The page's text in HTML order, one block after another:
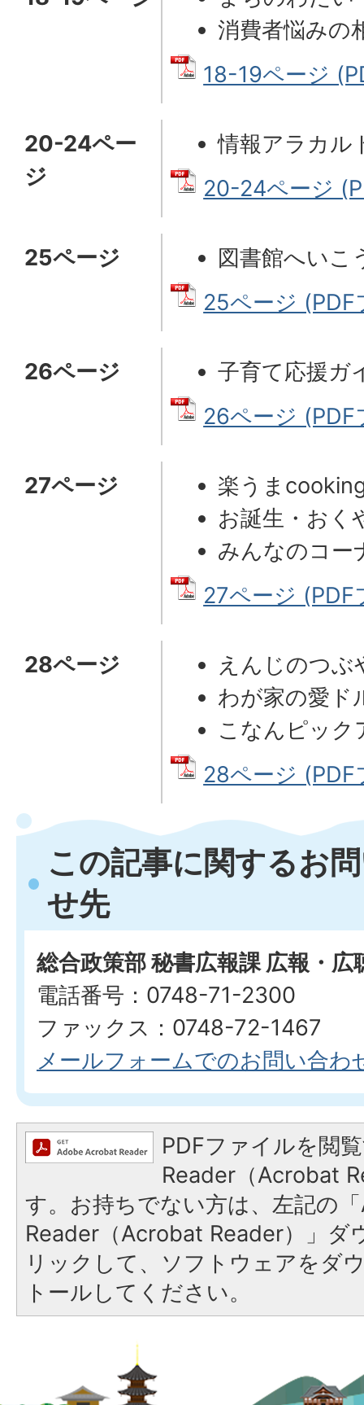
消費者悩みの
18-19ページ
20-24ペー
ジ
情報アラカル
20-24ページ
25ページ
図書館へいこ
25ページ
26ページ
子育て応援ガ
26ページ
27ページ
楽うま
お誕生・おく
みんなのコー
27ページ (PDF
28ページ
えんじのつぶ
わが家の愛ド
こなんピック
28ページ (PDF
この記事に関するお
せ先
総合政策部 秘書広報課 広報・広
電話番号：0748-71-2300
ファックス：0748-72-1467
メールフォームでのお問い合わ
PDFファイルを閲
Reader（Acrobat
す。お持ちでない方は、左記の
Reader（Acrobat Reader）」ダ
リックして、ソフトウェアをダ
トールしてください。